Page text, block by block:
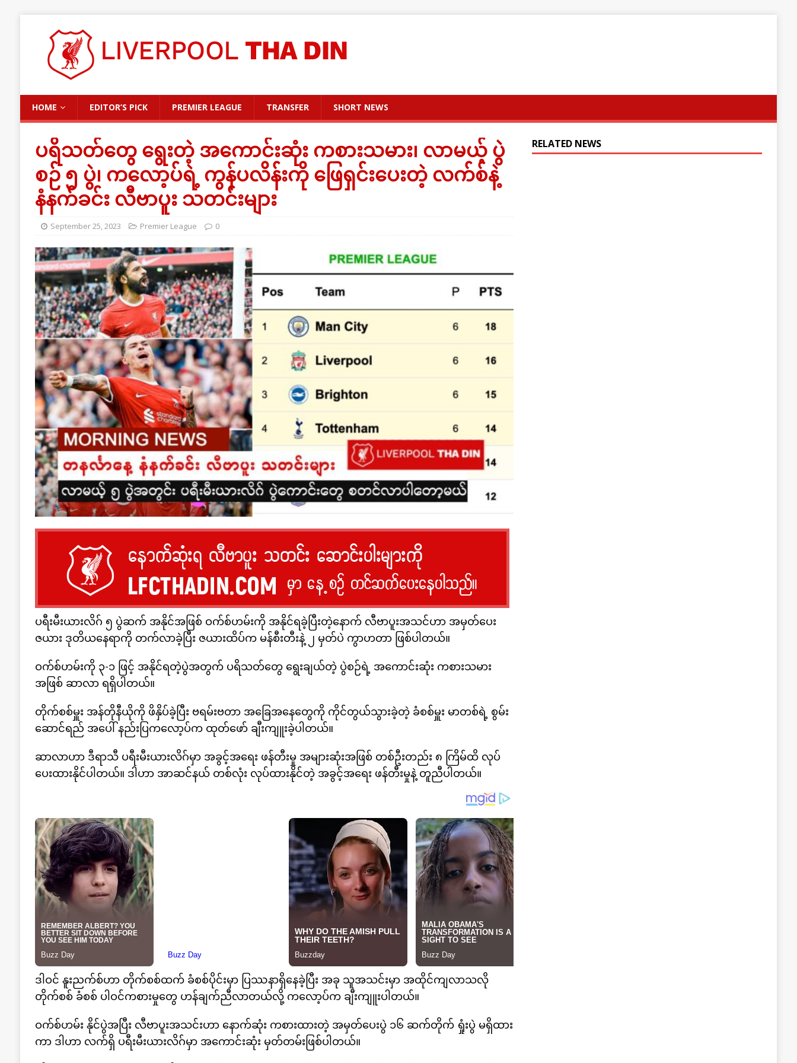
HOME EDITOR’S PICK PREMIER LEAGUE TRANSFER SHORT NEWS
ပရိသတ်တွေ ရွေးတဲ့ အကောင်းဆုံး ကစားသမား၊ လာမယ့် ပွဲ
စဉ် ၅ ပွဲ၊ ကလော့ပ်ရဲ့ ကွန်ပလိန်းကို ဖြေရှင်းပေးတဲ့ လက်စ်နဲ့
နံနက်ခင်း လီဗာပူး သတင်းများ
September 25, 2023 Premier League 0
ပရီးမီးယားလိဂ် ၅ ပွဲဆက် အနိုင်အဖြစ် ဝက်စ်ဟမ်းကို အနိုင်ရခဲ့ပြီးတဲ့နောက် လီဗာပူးအသင်ဟာ အမှတ်ပေး
ဇယား ဒုတိယနေရာကို တက်လာခဲ့ပြီး ဇယားထိပ်က မန်စီးတီးနဲ့ ၂ မှတ်ပဲ ကွာဟတာ ဖြစ်ပါတယ်။
ဝက်စ်ဟမ်းကို ၃-၁ ဖြင့် အနိုင်ရတဲ့ပွဲအတွက် ပရိသတ်တွေ ရွေးချယ်တဲ့ ပွဲစဉ်ရဲ့ အကောင်းဆုံး ကစားသမား
အဖြစ် ဆာလာ ရရှိပါတယ်။
တိုက်စစ်မှူး အန်တိုနီယိုကို ဖိနှိပ်ခဲ့ပြီး ဗရမ်းဗတာ အခြေအနေတွေကို ကိုင်တွယ်သွားခဲ့တဲ့ ခံစစ်မှူး မာတစ်ရဲ့ စွမ်း
ဆောင်ရည် အပေါ် နည်းပြကလော့ပ်က ထုတ်ဖော် ချီးကျူးခဲ့ပါတယ်။
ဆာလာဟာ ဒီရာသီ ပရီးမီးယားလိဂ်မှာ အခွင့်အရေး ဖန်တီးမှု အများဆုံးအဖြစ် တစ်ဦးတည်း ၈ ကြိမ်ထိ လုပ်
ပေးထားနိုင်ပါတယ်။ ဒါဟာ အာဆင်နယ် တစ်လုံး လုပ်ထားနိုင်တဲ့ အခွင့်အရေး ဖန်တီးမှုနဲ့ တူညီပါတယ်။
ဒါဝင် နူးညက်စ်ဟာ တိုက်စစ်ထက် ခံစစ်ပိုင်းမှာ ပြဿနာရှိနေခဲ့ပြီး အခု သူအသင်းမှာ အထိုင်ကျလာသလို
တိုက်စစ် ခံစစ် ပါဝင်ကစားမှုတွေ ဟန်ချက်ညီလာတယ်လို့ ကလော့ပ်က ချီးကျူးပါတယ်။
ဝက်စ်ဟမ်း နိုင်ပွဲအပြီး လီဗာပူးအသင်းဟာ နောက်ဆုံး ကစားထားတဲ့ အမှတ်ပေးပွဲ ၁၆ ဆက်တိုက် ရှုံးပွဲ မရှိထား
ကာ ဒါဟာ လက်ရှိ ပရီးမီးယားလိဂ်မှာ အကောင်းဆုံး မှတ်တမ်းဖြစ်ပါတယ်။
RELATED NEWS